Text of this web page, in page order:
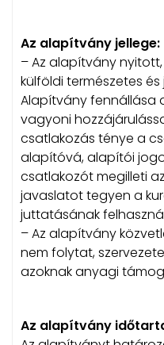
Az alapítvány jellege:
– Az alapítvány
külföldi természetes
Alapítvány fennállása
vagyoni
csatlakozás ténye a
alapítóvá, alapítói
csatlakozót megilleti
javaslatot tegyen a
juttatásának
– Az alapítvány
nem folytat,
azoknak anyagi
Az alapítvány